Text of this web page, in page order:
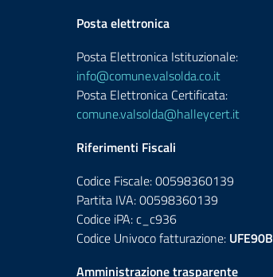
Posta elettronica
Posta Elettronica Istituzionale:
info@comune.valsolda.co.it
Posta Elettronica Certificata:
comune.valsolda@halleycert.it
Riferimenti Fiscali
Codice Fiscale: 00598360139
Partita IVA: 00598360139
Codice iPA: c_c936
Codice Univoco fatturazione: UFE90B
Amministrazione trasparente